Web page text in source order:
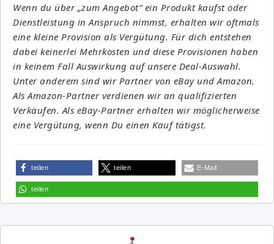
Wenn du über „zum Angebot“ ein Produkt kaufst oder
Dienstleistung in Anspruch nimmst, erhalten wir oftmals
eine kleine Provision als Vergütung. Für dich entstehen
dabei keinerlei Mehrkosten und diese Provisionen haben
in keinem Fall Auswirkung auf unsere Deal-Auswahl.
Unter anderem sind wir Partner von eBay und Amazon.
Als Amazon-Partner verdienen wir an qualifizierten
Verkäufen. Als eBay-Partner erhalten wir möglicherweise
eine Vergütung, wenn Du einen Kauf tätigst.
teilen teilen E-Mail
teilen